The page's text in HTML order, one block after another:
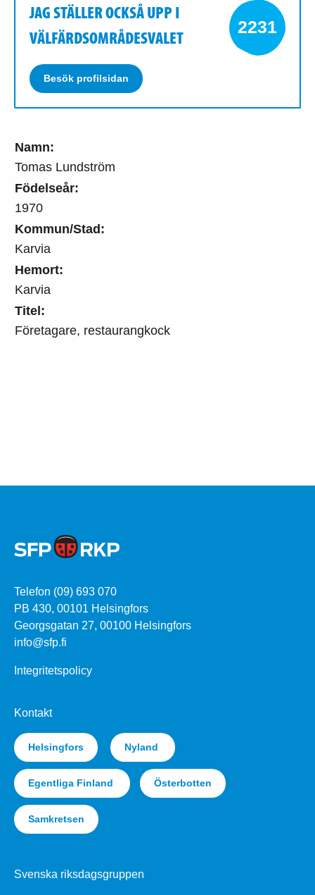
Namn:
Tomas Lundström
Födelseår:
1970
Kommun/Stad:
Karvia
Hemort:
Karvia
Titel:
Företagare, restaurangkock
JAG STÄLLER OCKSÅ UPP I
VÄLFÄRDSOMRÅDESVALET
Besök profilsidan
2231
Telefon (09) 693 070
PB 430, 00101 Helsingfors
Georgsgatan 27, 00100 Helsingfors
info@sfp.fi
Integritetspolicy
Kontakt
Helsingfors Nyland
Egentliga Finland Österbotten
Samkretsen
Svenska riksdagsgruppen